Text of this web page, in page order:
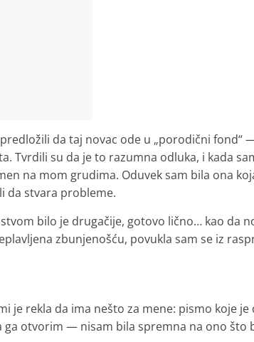
da taj novac ode u „porodični fond“
Tvrdili su da je to razumna odluka, i kada
na mom grudima. Oduvek sam bila ona
da stvara probleme.
bilo je drugačije, gotovo lično… kao da
zbunjenošću, povukla sam se iz
je rekla da ima nešto za mene: pismo koje
ga otvorim — nisam bila spremna na ono što